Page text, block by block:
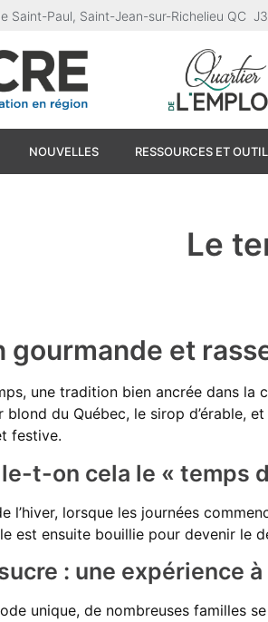
Saint-Paul, Saint-Jean-sur-Richelieu QC
NOUVELLES RESSOURCES ET
Le
gourmande et
une tradition bien ancrée dans
blond du Québec, le sirop
festive.
t-on cela le « temps
l’hiver, lorsque les journées
est ensuite bouillie pour devenir le
: une expérience
unique, de nombreuses familles